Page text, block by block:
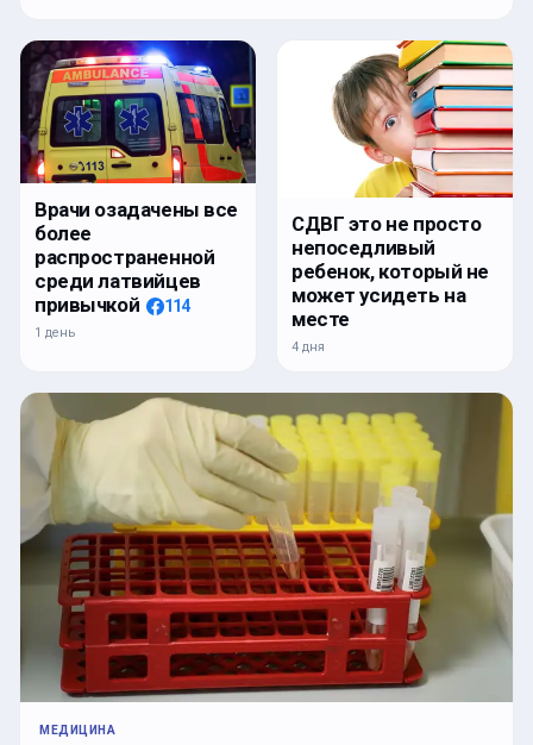
Врачи озадачены все
более
распространенной
среди латвийцев
привычкой
114
1 день
СДВГ это не просто
непоседливый
ребенок, который не
может усидеть на
месте
4 дня
МЕДИЦИНА